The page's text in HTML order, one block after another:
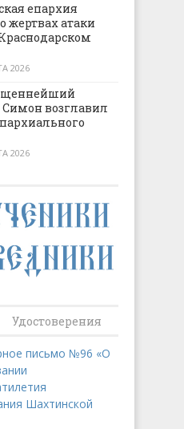
епархия
жертвах атаки
2026
Симон возглавил
2026
Удостоверения
письмо №96 «О
Шахтинской